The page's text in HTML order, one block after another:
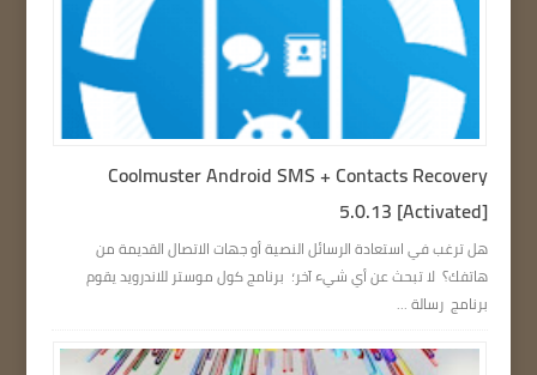
Coolmuster Android SMS + Contacts Recovery
5.0.13 [Activated]
هل ترغب في استعادة الرسائل النصية أو جهات الاتصال القديمة من
هاتفك؟ لا تبحث عن أي شيء آخر؛ برنامج كول موستر للاندرويد يقوم
برنامج رسالة ...